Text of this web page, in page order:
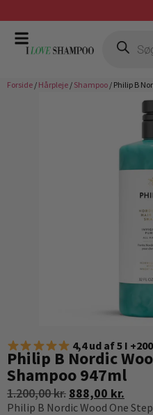
Prismatch mod billigste
Forside / Hårpleje / Shampoo / Philip B
4,4 ud af 5 I
Philip B Nordic
Shampoo 947ml
1.200,00kr. 888,00 kr.
Philip B Nordic Wood One